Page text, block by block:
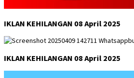
IKLAN KEHILANGAN 08 April 2025
IKLAN KEHILANGAN 08 April 2025